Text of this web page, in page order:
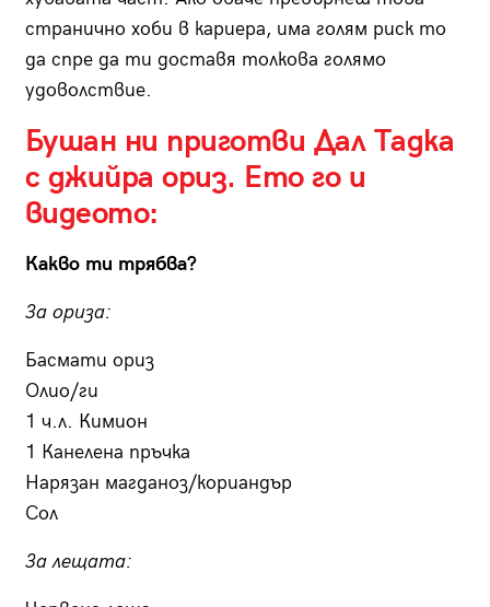
странично хоби в кариера, има голям риск то
да спре да ти доставя толкова голямо
удоволствие.
Бушан ни приготви Дал Тадка
с джийра ориз. Ето го и
видеото:
Какво ти трябва?
За ориза:
Басмати ориз
Олио/ги
1 ч.л. Кимион
1 Канелена пръчка
Нарязан магданоз/кориандър
Сол
За лещата: